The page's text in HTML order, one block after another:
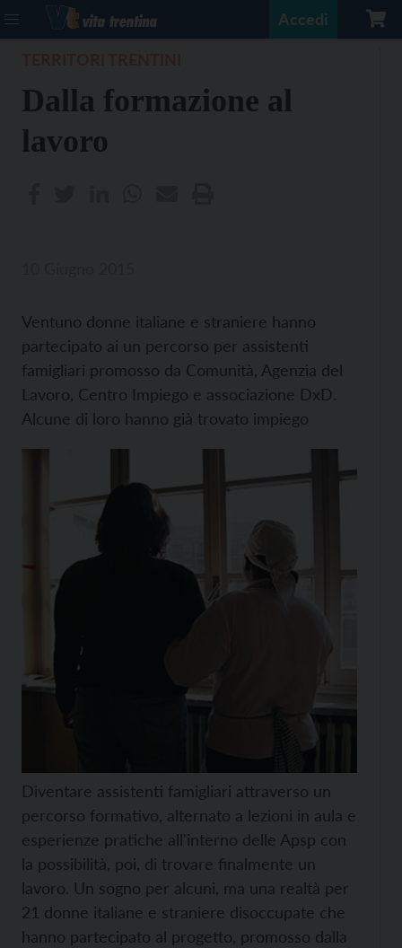
Accedi
Dalla formazione al
lavoro
Ventuno donne italiane e straniere hanno
partecipato ai un percorso per assistenti
famigliari promosso da Comunità, Agenzia del
Lavoro, Centro Impiego e associazione DxD.
Alcune di loro hanno già trovato impiego
Diventare assistenti famigliari attraverso un
percorso formativo, alternato a lezioni in aula e
esperienze pratiche all'interno delle Apsp con
la possibilità, poi, di trovare finalmente un
lavoro. Un sogno per alcuni, ma una realtà per
21 donne italiane e straniere disoccupate che
hanno partecipato al progetto, promosso dalla